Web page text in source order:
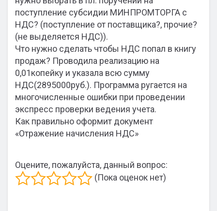
поступление субсидии МИНПРОМТОРГА с
НДС? (поступление от поставщика?, прочие?
(не выделяется НДС)).
Что нужно сделать чтобы НДС попал в книгу
продаж? Проводила реализацию на
0,01копейку и указала всю сумму
НДС(2895000руб.). Программа ругается на
многочисленные ошибки при проведении
экспресс проверки ведения учета.
Как правильно оформит документ
«Отражение начисления НДС»
Оцените, пожалуйста, данный вопрос:
(Пока оценок нет)